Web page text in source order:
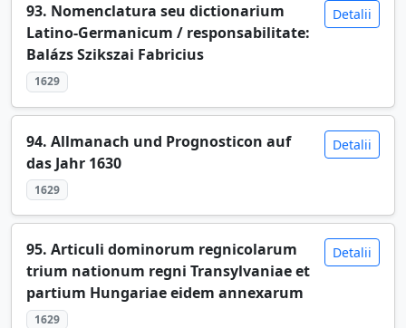
93. Nomenclatura seu dictionarium
Latino-Germanicum / responsabilitate:
Balázs Szikszai Fabricius
1629
Detalii
94. Allmanach und Prognosticon auf
das Jahr 1630
1629
Detalii
95. Articuli dominorum regnicolarum
trium nationum regni Transylvaniae et
partium Hungariae eidem annexarum
1629
Detalii